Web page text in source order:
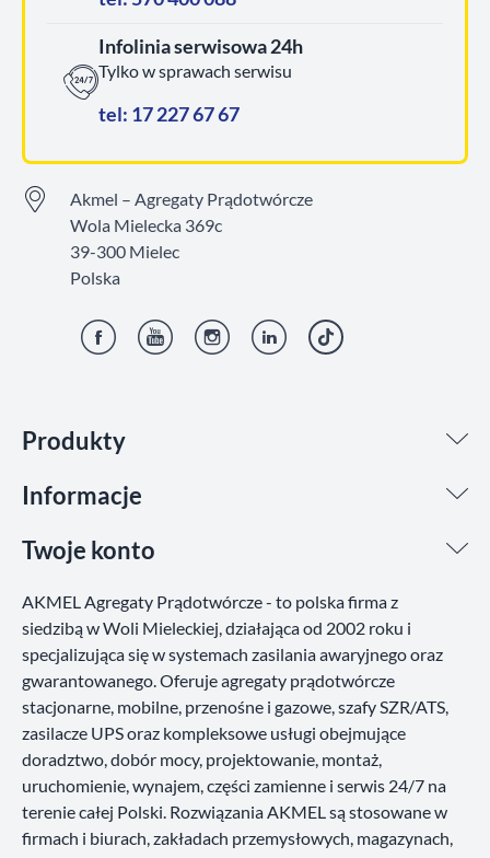
Produkty
Informacje
Twoje konto
Infolinia serwisowa 24h
Tylko w sprawach serwisu
tel: 17 227 67 67
Akmel – Agregaty Prądotwórcze
Wola Mielecka 369c
39-300 Mielec
Polska
AKMEL Agregaty Prądotwórcze - to polska firma z
siedzibą w Woli Mieleckiej, działająca od 2002 roku i
specjalizująca się w systemach zasilania awaryjnego oraz
gwarantowanego. Oferuje agregaty prądotwórcze
stacjonarne, mobilne, przenośne i gazowe, szafy SZR/ATS,
zasilacze UPS oraz kompleksowe usługi obejmujące
doradztwo, dobór mocy, projektowanie, montaż,
uruchomienie, wynajem, części zamienne i serwis 24/7 na
terenie całej Polski. Rozwiązania AKMEL są stosowane w
firmach i biurach, zakładach przemysłowych, magazynach,